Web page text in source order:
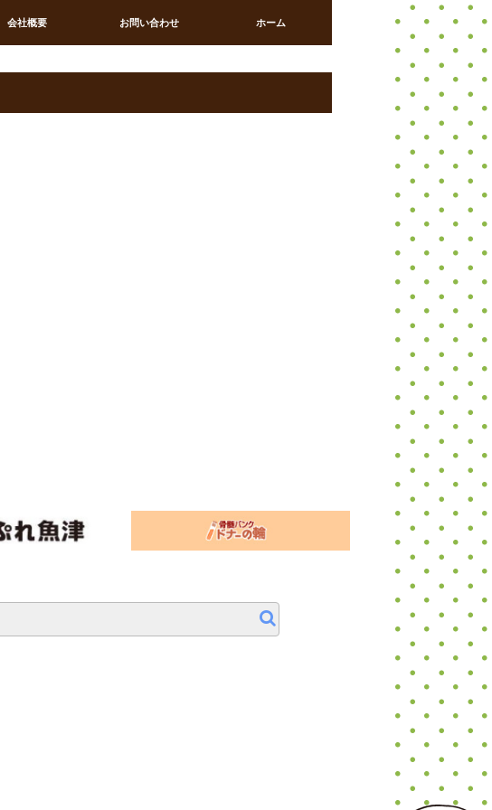
会社概要 お問い合わせ ホーム